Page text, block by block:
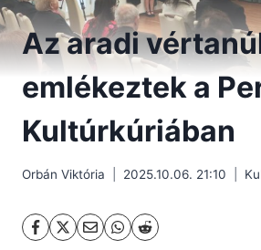
Az aradi
emlékeztek a
Kultúrkúriában
Orbán Viktória 2025.10.06. 21:10